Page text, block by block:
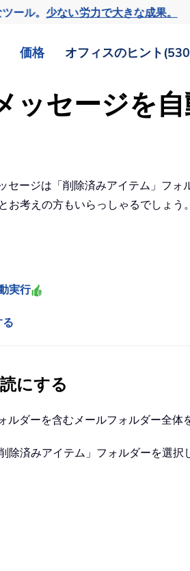
ール。少ない労力で大きな成果。
価格 オフィスのヒント
セージを
ージは「削除済みアイテム」フ
お考えの方もいらっしゃるでしょ
実行
にする
ダーを含むメールフォルダー全体
除済みアイテム」フォルダーを選